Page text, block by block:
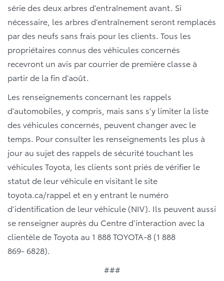
série des deux arbres d’entraînement avant. Si
nécessaire, les arbres d’entraînement seront remplacés
par des neufs sans frais pour les clients. Tous les
propriétaires connus des véhicules concernés
recevront un avis par courrier de première classe à
partir de la fin d’août.
Les renseignements concernant les rappels
d’automobiles, y compris, mais sans s’y limiter la liste
des véhicules concernés, peuvent changer avec le
temps. Pour consulter les renseignements les plus à
jour au sujet des rappels de sécurité touchant les
véhicules Toyota, les clients sont priés de vérifier le
statut de leur véhicule en visitant le site
toyota.ca/rappel et en y entrant le numéro
d’identification de leur véhicule (NIV). Ils peuvent aussi
se renseigner auprès du Centre d’interaction avec la
clientèle de Toyota au 1 888 TOYOTA-8 (1 888
869- 6828).
###